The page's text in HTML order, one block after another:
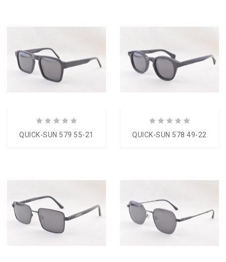
QUICK-SUN 579 55-21 QUICK-SUN 578 49-22